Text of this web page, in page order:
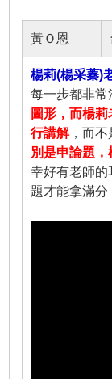
黃Ｏ恩
楊莉(楊采蓁)
每一步都非常
圖形，而楊
行講解，而不
別是申論題
幸好有老師的
題才能拿滿分